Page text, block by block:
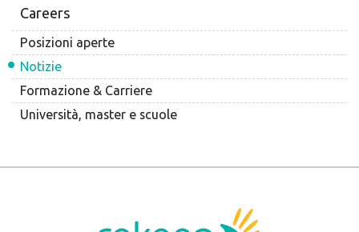
Careers
Posizioni aperte
Notizie
Formazione & Carriere
Università, master e scuole